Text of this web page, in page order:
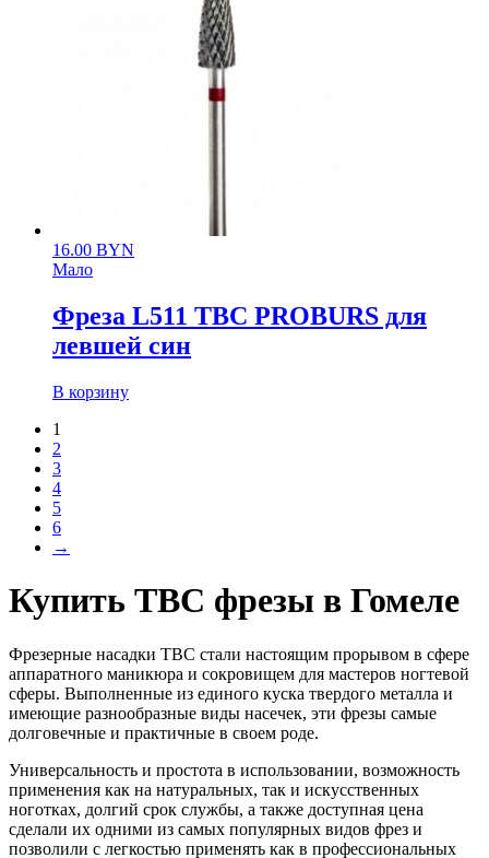
16.00 BYN
Мало
Фреза L511 ТВС PROBURS для
левшей син
В корзину
1
2
3
4
5
6
→
Купить ТВС фрезы в Гомеле
Фрезерные насадки ТВС стали настоящим прорывом в сфере
аппаратного маникюра и сокровищем для мастеров ногтевой
сферы. Выполненные из единого куска твердого металла и
имеющие разнообразные виды насечек, эти фрезы самые
долговечные и практичные в своем роде.
Универсальность и простота в использовании, возможность
применения как на натуральных, так и искусственных
ноготках, долгий срок службы, а также доступная цена
сделали их одними из самых популярных видов фрез и
позволили с легкостью применять как в профессиональных